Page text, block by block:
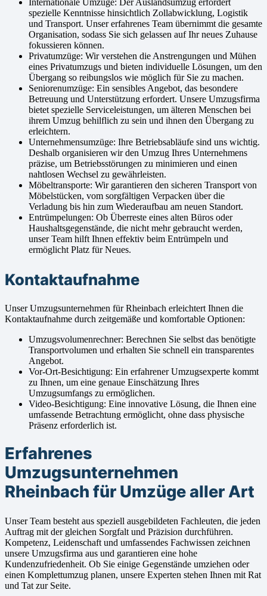
Internationale Umzüge: Der Auslandsumzug erfordert
spezielle Kenntnisse hinsichtlich Zollabwicklung, Logistik
und Transport. Unser erfahrenes Team übernimmt die gesamte
Organisation, sodass Sie sich gelassen auf Ihr neues Zuhause
fokussieren können.
Privatumzüge: Wir verstehen die Anstrengungen und Mühen
eines Privatumzugs und bieten individuelle Lösungen, um den
Übergang so reibungslos wie möglich für Sie zu machen.
Seniorenumzüge: Ein sensibles Angebot, das besondere
Betreuung und Unterstützung erfordert. Unsere Umzugsfirma
bietet spezielle Serviceleistungen, um älteren Menschen bei
ihrem Umzug behilflich zu sein und ihnen den Übergang zu
erleichtern.
Unternehmensumzüge: Ihre Betriebsabläufe sind uns wichtig.
Deshalb organisieren wir den Umzug Ihres Unternehmens
präzise, um Betriebsstörungen zu minimieren und einen
nahtlosen Wechsel zu gewährleisten.
Möbeltransporte: Wir garantieren den sicheren Transport von
Möbelstücken, vom sorgfältigen Verpacken über die
Verladung bis hin zum Wiederaufbau am neuen Standort.
Entrümpelungen: Ob Überreste eines alten Büros oder
Haushaltsgegenstände, die nicht mehr gebraucht werden,
unser Team hilft Ihnen effektiv beim Entrümpeln und
ermöglicht Platz für Neues.
Kontaktaufnahme
Unser Umzugsunternehmen für Rheinbach erleichtert Ihnen die
Kontaktaufnahme durch zeitgemäße und komfortable Optionen:
Umzugsvolumenrechner: Berechnen Sie selbst das benötigte
Transportvolumen und erhalten Sie schnell ein transparentes
Angebot.
Vor-Ort-Besichtigung: Ein erfahrener Umzugsexperte kommt
zu Ihnen, um eine genaue Einschätzung Ihres
Umzugsumfangs zu ermöglichen.
Video-Besichtigung: Eine innovative Lösung, die Ihnen eine
umfassende Betrachtung ermöglicht, ohne dass physische
Präsenz erforderlich ist.
Erfahrenes
Umzugsunternehmen
Rheinbach für Umzüge aller Art
Unser Team besteht aus speziell ausgebildeten Fachleuten, die jeden
Auftrag mit der gleichen Sorgfalt und Präzision durchführen.
Kompetenz, Leidenschaft und umfassendes Fachwissen zeichnen
unsere Umzugsfirma aus und garantieren eine hohe
Kundenzufriedenheit. Ob Sie einige Gegenstände umziehen oder
einen Komplettumzug planen, unsere Experten stehen Ihnen mit Rat
und Tat zur Seite.